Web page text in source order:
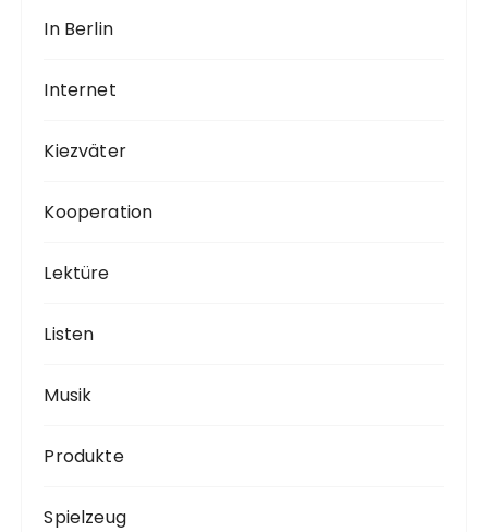
In Berlin
Internet
Kiezväter
Kooperation
Lektüre
Listen
Musik
Produkte
Spielzeug